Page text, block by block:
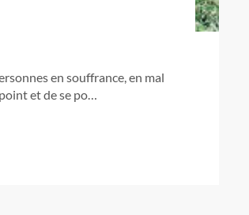
en souffrance, en mal
et de se po…